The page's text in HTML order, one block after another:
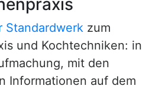
Standardwerk zum
und Kochtechniken: in
mit den
Informationen auf dem